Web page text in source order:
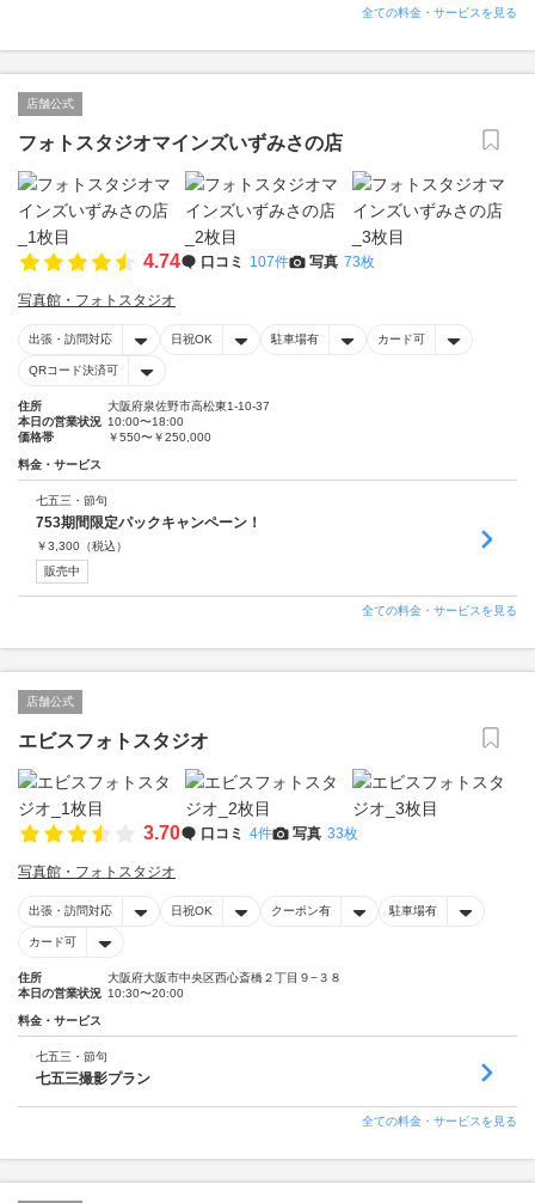
全ての料金・サービスを見る
店舗公式
フォトスタジオマインズいずみさの店
4.74 口コミ 107件 写真 73枚
写真館・フォトスタジオ
出張・訪問対応 日祝OK 駐車場有 カード可
QRコード決済可
住所
大阪府泉佐野市高松東1-10-37
本日の営業状況 10:00〜18:00
価格帯
￥550〜￥250,000
料金・サービス
七五三・節句
753期間限定パックキャンペーン！
￥3,300 （税込）
販売中
全ての料金・サービスを見る
店舗公式
エビスフォトスタジオ
3.70 口コミ 4件 写真 33枚
写真館・フォトスタジオ
出張・訪問対応 日祝OK クーポン有 駐車場有
カード可
住所
大阪府大阪市中央区西心斎橋２丁目９−３８
本日の営業状況 10:30〜20:00
料金・サービス
七五三・節句
七五三撮影プラン
全ての料金・サービスを見る